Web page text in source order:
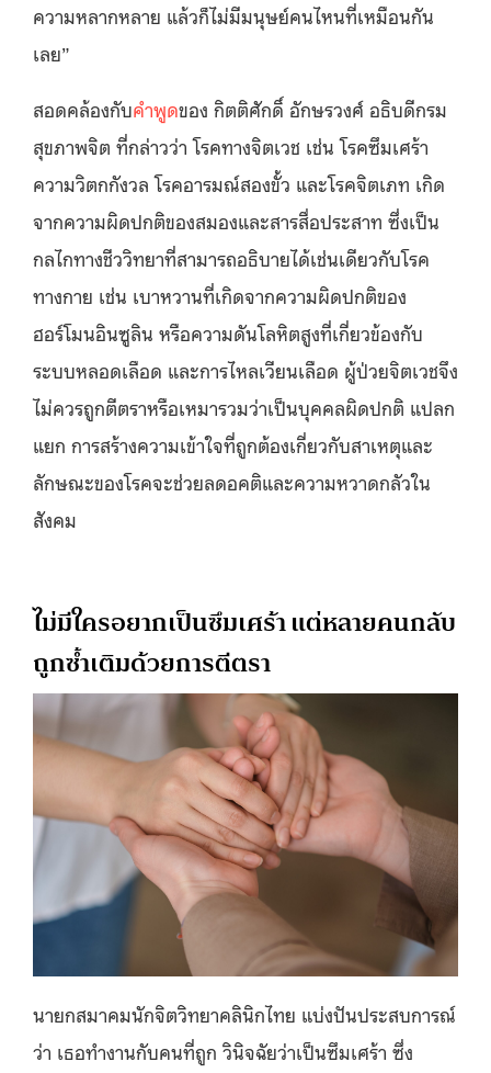
ความหลากหลาย แล้วก็ไม่มีมนุษย์คนไหนที่เหมือนกัน
เลย”
สอดคล้องกับคำพูดของ กิตติศักดิ์ อักษรวงศ์ อธิบดีกรม
สุขภาพจิต ที่กล่าวว่า โรคทางจิตเวช เช่น โรคซึมเศร้า
ความวิตกกังวล โรคอารมณ์สองขั้ว และโรคจิตเภท เกิด
จากความผิดปกติของสมองและสารสื่อประสาท ซึ่งเป็น
กลไกทางชีววิทยาที่สามารถอธิบายได้เช่นเดียวกับโรค
ทางกาย เช่น เบาหวานที่เกิดจากความผิดปกติของ
ฮอร์โมนอินซูลิน หรือความดันโลหิตสูงที่เกี่ยวข้องกับ
ระบบหลอดเลือด และการไหลเวียนเลือด ผู้ป่วยจิตเวชจึง
ไม่ควรถูกตีตราหรือเหมารวมว่าเป็นบุคคลผิดปกติ แปลก
แยก การสร้างความเข้าใจที่ถูกต้องเกี่ยวกับสาเหตุและ
ลักษณะของโรคจะช่วยลดอคติและความหวาดกลัวใน
สังคม
ไม่มีใครอยากเป็นซึมเศร้า แต่หลายคนกลับ
ถูกซ้ำเติมด้วยการตีตรา
นายกสมาคมนักจิตวิทยาคลินิกไทย แบ่งปันประสบการณ์
ว่า เธอทำงานกับคนที่ถูก วินิจฉัยว่าเป็นซึมเศร้า ซึ่ง